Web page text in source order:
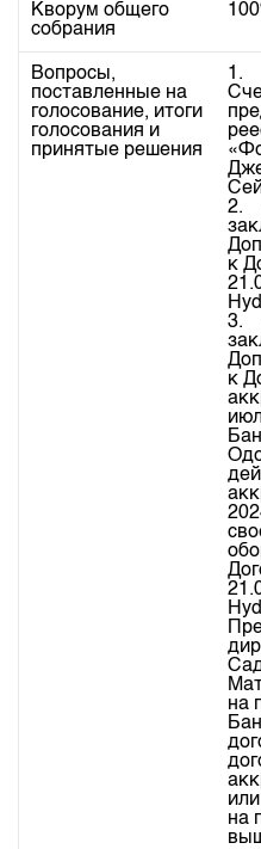
Cтратегия развития
Корпоративные
Контакты
Пресс-клуб
25 лет ЗАО КФБ
Котировки по ЦБ
Котировки по драг.
Расписание
Результаты
Объем ГЦБ в
Результаты
Кворум общего
собрания
Вопросы,
поставленные на
голосование, итоги
голосования и
принятые решения
1.	Возложить функции
2. 	Дать согласие на
к
3.	Дать согласие на
к
на
на